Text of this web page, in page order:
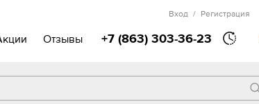
Отзывы +7 (863) 303-36-23
Вход / Регистрация